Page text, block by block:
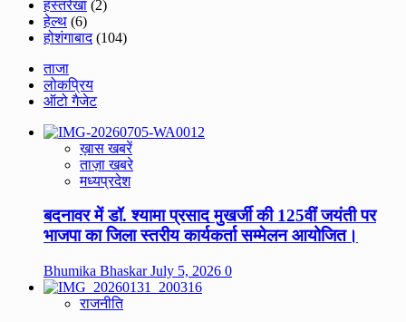
हस्तरेखा (2)
हेल्थ (6)
होशंगाबाद(104)
ताजा
लोकप्रिय
ऑटो गैजेट
ख़ास खबरें
ताज़ा खबरे
मध्यप्रदेश
बदनावर में डॉ. श्यामा प्रसाद मुखर्जी की 125वीं जयंती पर
भाजपा का जिला स्तरीय कार्यकर्ता सम्मेलन आयोजित।
Bhumika BhaskarJuly 5, 2026 0
राजनीति